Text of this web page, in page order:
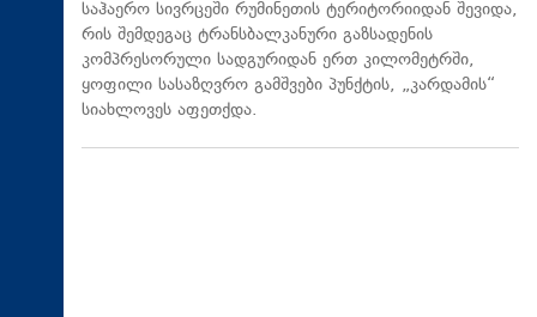
საჰაერო სივრცეში რუმინეთის ტერიტორიიდან შევიდა,
რის შემდეგაც ტრანსბალკანური გაზსადენის
კომპრესორული სადგურიდან ერთ კილომეტრში,
ყოფილი სასაზღვრო გამშვები პუნქტის, „კარდამის“
სიახლოვეს აფეთქდა.